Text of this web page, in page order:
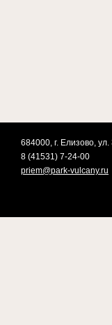
684000, г. Елизово, ул.
8 (41531) 7-24-00
priem@park-vulcany.ru